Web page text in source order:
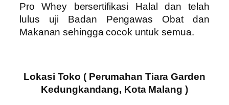
Pro Wheybersertifikasi Halal dan telah
lulus uji Badan Pengawas Obat dan
Makanan sehingga cocok untuk semua.
Lokasi Toko ( Perumahan Tiara Garden
Kedungkandang, Kota Malang )